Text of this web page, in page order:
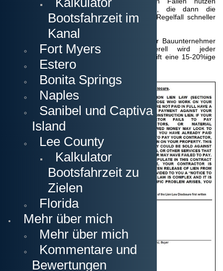
Bootsfahrzeit im
Kanal
Fort Myers
Estero
Bonita Springs
Naples
Sanibel und Captiva
Island
Lee County
Kalkulator
Bootsfahrzeit zu
Zielen
Florida
Mehr über mich
Mehr über mich
Kommentare und
Bewertungen
Bauunternehmer auch private Inspektoren, die dann die
Bestätigung an die Stadt übermitteln und im Regelfall schneller
Hier ist auch die Anzahlung vermerkt, die der Bauunternehmer
normalerweise von Ihnen erhält. Generell wird jeder
Bauunternehmer in Cape Coral bei Unterschrift eine 15-20%ige
Anzahlung verlangen, um starten zu können.
"Construction
Disclosure"
für das
"Florida Lien
In
Florida existiert